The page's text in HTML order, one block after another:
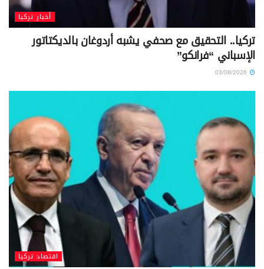
أخبار تركيا
تركيا.. التحقيق مع صحفي يشبه أردوغان بالديكتاتور
الإسباني “فرانكو”
اقتصاد تركيا